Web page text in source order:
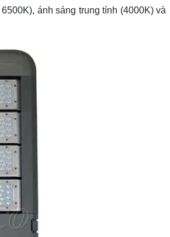
ánh sáng trung tính (4000K) và